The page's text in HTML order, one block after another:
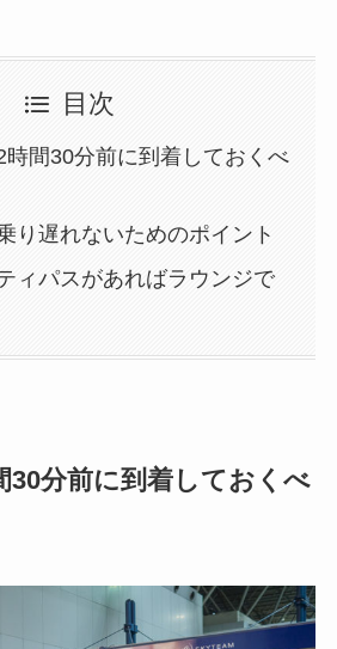
目次
時間30分前に到着しておくべ
り遅れないためのポイント
ィパスがあればラウンジで
30分前に到着しておくべ